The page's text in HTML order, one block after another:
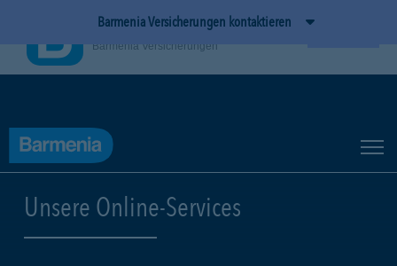
Barmenia Versicherungen kontaktieren
Unsere Online-Services
BarmeniaApp
Barmenia Versicherungen